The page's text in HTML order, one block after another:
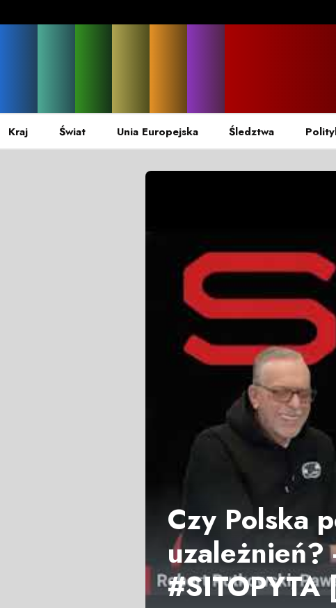
Kraj Świat Unia Europejska Śledztwa
Czy Polska
uzależnień?
#SITOPYTA